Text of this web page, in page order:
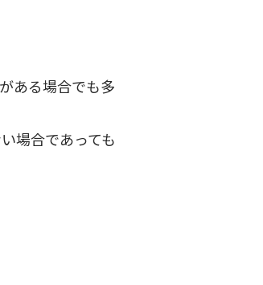
ある場合でも多
場合であっても